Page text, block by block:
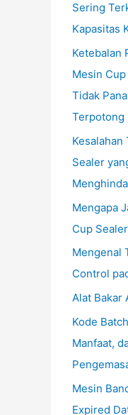
Sering
Kapasitas
Ketebalan
Mesin
Tidak
Terpotong
Kesalahan
Sealer
Mengapa
Cup
Mengenal
Control
Alat Bakar
Kode
Manfaat,
Mesin
Expired